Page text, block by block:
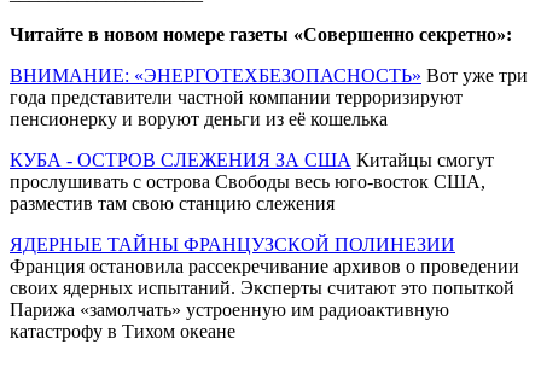
Читайте в новом номере газеты «Совершенно секретно»:
ВНИМАНИЕ: «ЭНЕРГОТЕХБЕЗОПАСНОСТЬ» Вот уже три
года представители частной компании терроризируют
пенсионерку и воруют деньги из её кошелька
КУБА - ОСТРОВ СЛЕЖЕНИЯ ЗА США Китайцы смогут
прослушивать с острова Свободы весь юго-восток США,
разместив там свою станцию слежения
ЯДЕРНЫЕ ТАЙНЫ ФРАНЦУЗСКОЙ ПОЛИНЕЗИИ
Франция остановила рассекречивание архивов о проведении
своих ядерных испытаний. Эксперты считают это попыткой
Парижа «замолчать» устроенную им радиоактивную
катастрофу в Тихом океане